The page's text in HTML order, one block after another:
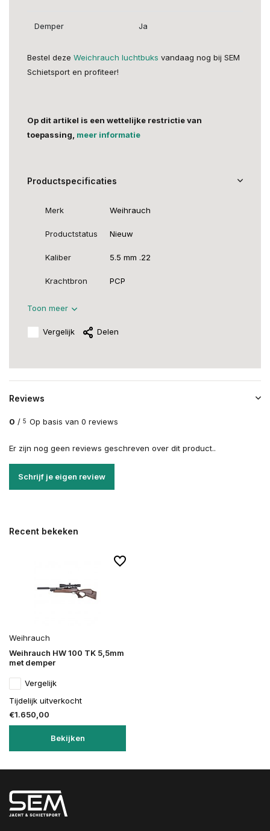
Demper Ja
Bestel deze Weichrauch luchtbuks vandaag nog bij SEM
Schietsport en profiteer!
Op dit artikel is een wettelijke restrictie van
toepassing, meer informatie
Productspecificaties
Merk Weihrauch
Productstatus Nieuw
Kaliber 5.5 mm .22
Krachtbron PCP
Toon meer
Vergelijk Delen
Reviews
0 / 5 Op basis van 0 reviews
Er zijn nog geen reviews geschreven over dit product..
Schrijf je eigen review
Recent bekeken
Weihrauch
Weihrauch HW 100 TK 5,5mm
met demper
Vergelijk
Tijdelijk uitverkocht
€1.650,00
Bekijken